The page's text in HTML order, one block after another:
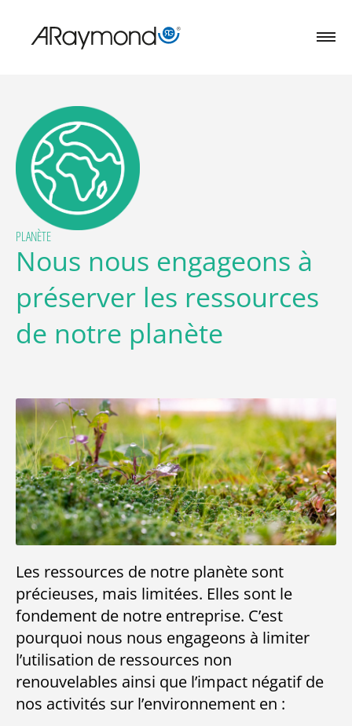
contenu
PLANÈTE
Nous nous engageons à
préserver les ressources
de notre planète
Les ressources de notre planète sont
précieuses, mais limitées. Elles sont le
fondement de notre entreprise. C’est
pourquoi nous nous engageons à limiter
l’utilisation de ressources non
renouvelables ainsi que l’impact négatif de
nos activités sur l’environnement en :